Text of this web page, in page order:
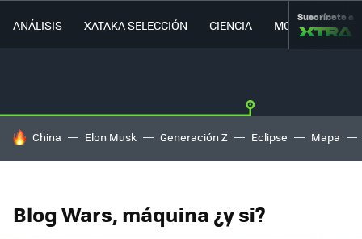
ANÁLISIS XATAKA SELECCIÓN CIENCIA MOVILIDAD
Suscríbete a
HOY SE HABLA DE
China Elon Musk Generación Z Eclipse Mapa
Blog Wars, máquina ¿y si?